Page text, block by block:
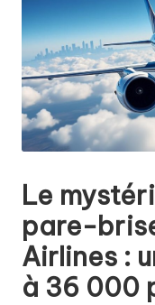
Le
pare-
Airlines :
à 36 000